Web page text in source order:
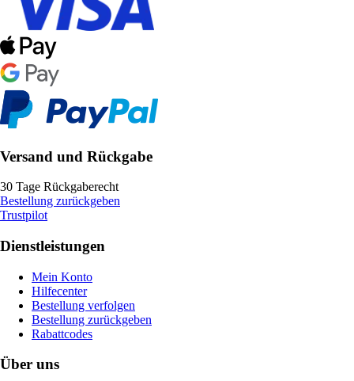
Versand und Rückgabe
30 Tage Rückgaberecht
Bestellung zurückgeben
Trustpilot
Dienstleistungen
Mein Konto
Hilfecenter
Bestellung verfolgen
Bestellung zurückgeben
Rabattcodes
Über uns